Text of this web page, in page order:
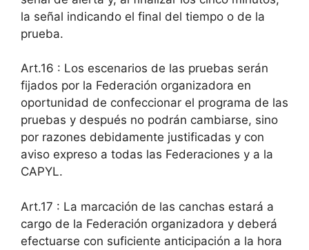
la señal indicando el final del tiempo o de la
prueba.
Art.16 : Los escenarios de las pruebas serán
fijados por la Federación organizadora en
oportunidad de confeccionar el programa de las
pruebas y después no podrán cambiarse, sino
por razones debidamente justificadas y con
aviso expreso a todas las Federaciones y a la
CAPYL.
Art.17 : La marcación de las canchas estará a
cargo de la Federación organizadora y deberá
efectuarse con suficiente anticipación a la hora